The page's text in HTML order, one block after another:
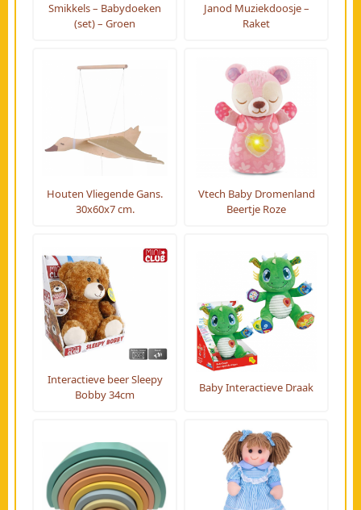
Smikkels – Babydoeken
(set) – Groen
Janod Muziekdoosje –
Raket
Houten Vliegende Gans.
30x60x7 cm.
Vtech Baby Dromenland
Beertje Roze
Interactieve beer Sleepy
Bobby 34cm
Baby Interactieve Draak